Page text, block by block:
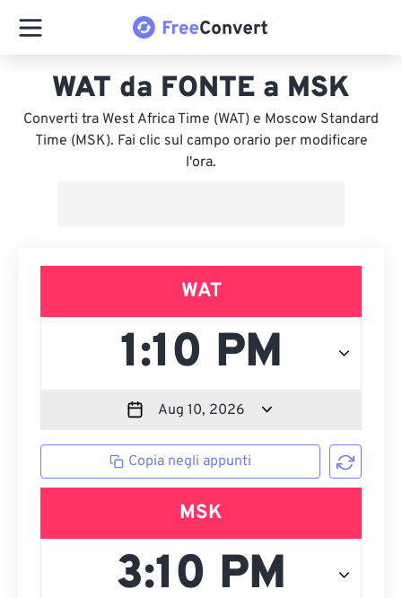
WAT da FONTE a MSK
Converti tra West Africa Time (WAT) e Moscow Standard
Time (MSK). Fai clic sul campo orario per modificare
l'ora.
WAT
Copia negli appunti
MSK